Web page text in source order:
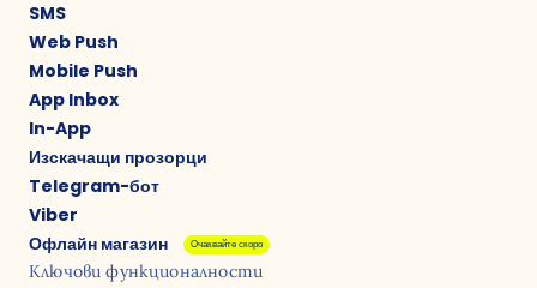
SMS
Web Push
Mobile Push
App Inbox
In-App
Изскачащи прозорци
Telegram-бот
Viber
Офлайн магазин
Очаквайте скоро
Ключови функционалности